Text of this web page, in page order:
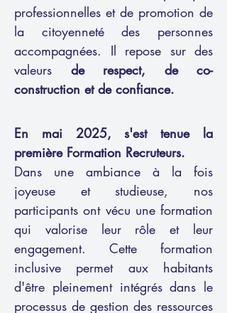
professionnelles et de promotion de
la citoyenneté des personnes
accompagnées. Il repose sur des
valeurs de respect, de co-
construction et de confiance.
En mai 2025, s'est tenue la
première Formation Recruteurs.
Dans une ambiance à la fois
joyeuse et studieuse, nos
participants ont vécu une formation
qui valorise leur rôle et leur
engagement. Cette formation
inclusive permet aux habitants
d'être pleinement intégrés dans le
processus de gestion des ressources